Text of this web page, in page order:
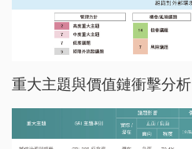
重大主題與價值鏈衝擊分析